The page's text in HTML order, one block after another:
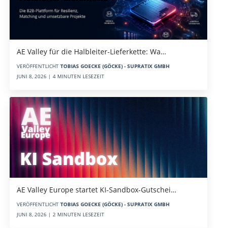
AE Valley für die Halbleiter-Lieferkette: Wa…
VERÖFFENTLICHT TOBIAS GOECKE (GÖCKE) - SUPRATIX GMBH
JUNI 8, 2026 | 4 MINUTEN LESEZEIT
AE Valley Europe startet KI-Sandbox-Gutschei…
VERÖFFENTLICHT TOBIAS GOECKE (GÖCKE) - SUPRATIX GMBH
JUNI 8, 2026 | 2 MINUTEN LESEZEIT